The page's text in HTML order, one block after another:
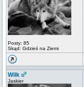
Posty: 85
Skąd: Gdzieś na Ziemi
Wilk
Jaskier